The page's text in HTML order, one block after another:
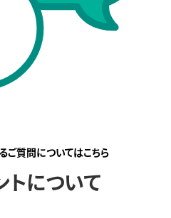
ご質問についてはこちら
トについて